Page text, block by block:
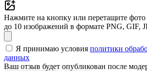
Нажмите на кнопку или перетащите фото
до 10 изображений в формате PNG, GIF,
Я принимаю условия политики
данных
Ваш отзыв будет опубликован после